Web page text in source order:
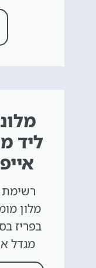
ליד
מלון
בפריז
מגדל